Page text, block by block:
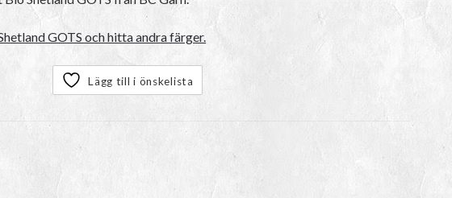
GOTS och hitta andra färger.
Lägg till i önskelista